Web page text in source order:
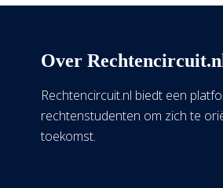
Over
Rechtencircuit.nl biedt een
rechtenstudenten om zich te
toekomst.